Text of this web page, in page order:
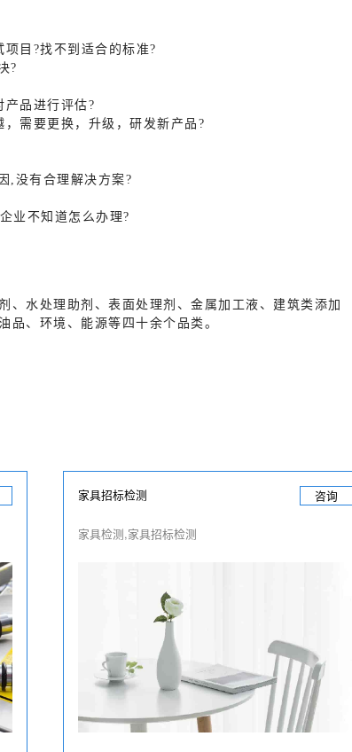
目?找不到适合的标准?
?
产品进行评估?
需要更换，升级，研发新产品?
,没有合理解决方案?
业不知道怎么办理?
、水处理助剂、表面处理剂、金属加工液、建筑类添加
品、环境、能源等四十余个品类。
家具招标检测 咨询
家具检测,家具招标检测